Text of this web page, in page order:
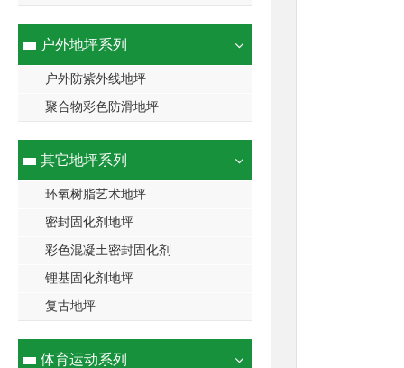
户外地坪系列
户外防紫外线地坪
聚合物彩色防滑地坪
其它地坪系列
环氧树脂艺术地坪
密封固化剂地坪
彩色混凝土密封固化剂
锂基固化剂地坪
复古地坪
体育运动系列